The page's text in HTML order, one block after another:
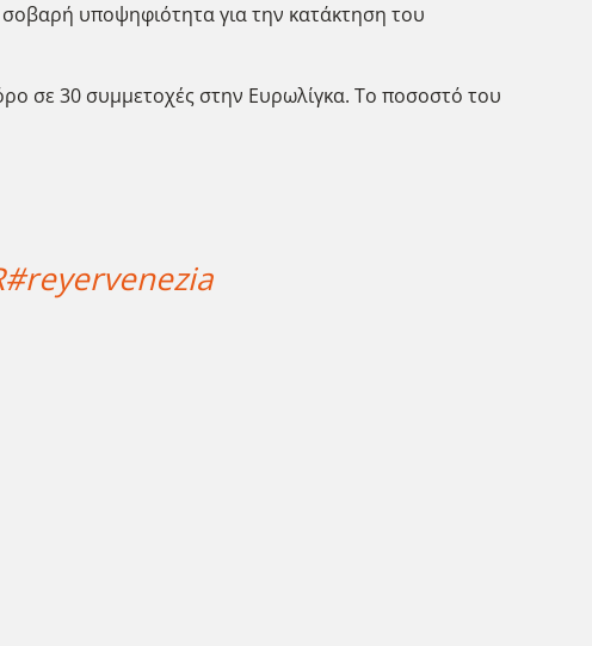
σοβαρή υποψηφιότητα για την κατάκτηση του
σε 30 συμμετοχές στην Ευρωλίγκα. Το ποσοστό του
#reyervenezia